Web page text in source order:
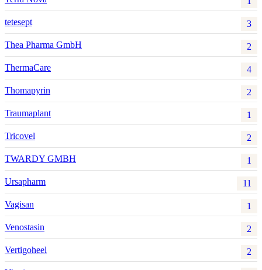
tetesept 3
Thea Pharma GmbH 2
ThermaCare 4
Thomapyrin 2
Traumaplant 1
Tricovel 2
TWARDY GMBH 1
Ursapharm 11
Vagisan 1
Venostasin 2
Vertigoheel 2